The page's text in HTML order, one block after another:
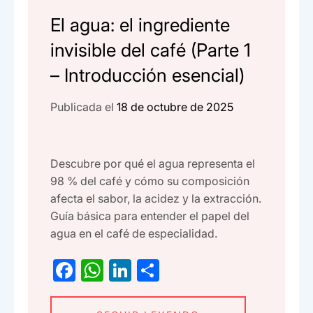
El agua: el ingrediente
invisible del café (Parte 1
– Introducción esencial)
Publicada el 18 de octubre de 2025
Descubre por qué el agua representa el
98 % del café y cómo su composición
afecta el sabor, la acidez y la extracción.
Guía básica para entender el papel del
agua en el café de especialidad.
F
a
W
h
Li
n o